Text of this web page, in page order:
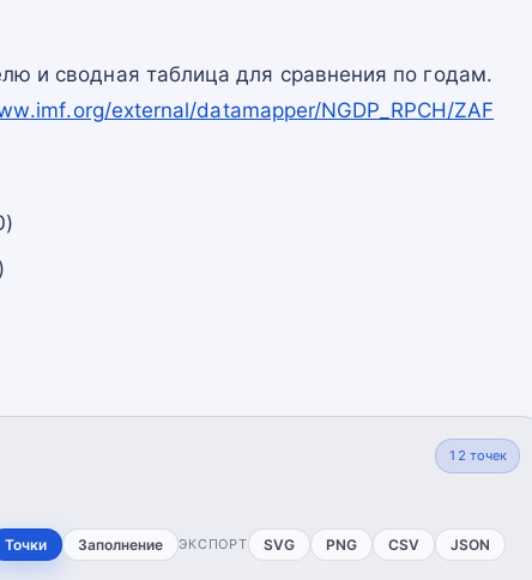
и сводная таблица для сравнения по годам.
external/datamapper/NGDP_RPCH/ZAF
12 точек
Точки Заполнение ЭКСПОРТ SVG PNG CSV JSON